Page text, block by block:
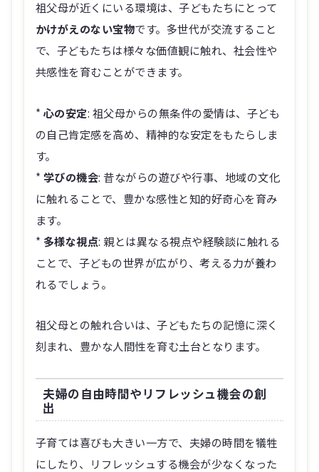
祖父母が近くにいる環境は、子どもたちにとって
かけがえのない宝物です。多世代が交流すること
で、子どもたちは様々な価値観に触れ、社会性や
共感性を育むことができます。
* 心の安定: 祖父母からの無条件の愛情は、子ども
の自己肯定感を高め、精神的な安定をもたらしま
す。
* 学びの機会: 昔ながらの遊びや行事、地域の文化
に触れることで、豊かな感性と知的好奇心を育み
ます。
* 多様な視点: 親とは異なる視点や経験談に触れる
ことで、子どもの世界が広がり、考える力が養わ
れるでしょう。
祖父母との触れ合いは、子どもたちの記憶に深く
刻まれ、豊かな人間性を育む土台となります。
夫婦の自由時間やリフレッシュ機会の創
出
子育ては喜びも大きい一方で、夫婦の時間を犠牲
にしたり、リフレッシュする機会が少なくなった